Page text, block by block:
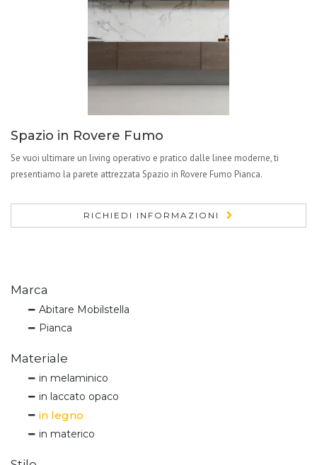
Spazio in Rovere Fumo
Se vuoi ultimare un living operativo e pratico dalle linee moderne, ti
presentiamo la parete attrezzata Spazio in Rovere Fumo Pianca.
RICHIEDI INFORMAZIONI
Marca
Abitare Mobilstella
Pianca
Materiale
in melaminico
in laccato opaco
in legno
in materico